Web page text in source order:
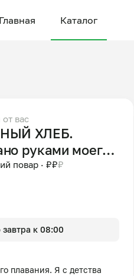
Главная Каталог
вас
ХЛЕБ.
руками моего
повар · ₽₽₽
к 08:00
плавания. Я с детства